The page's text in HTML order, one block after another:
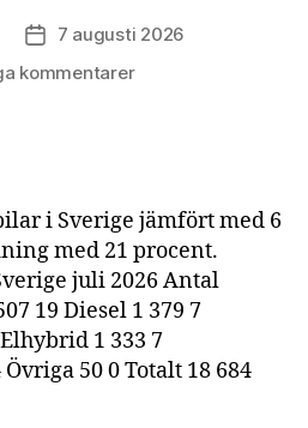
Inläggsdatum
7 augusti 2026
kommentarertill
i Sverige jämfört med 6
med 21 procent.
juli 2026 Antal
19 Diesel 1 379 7
1 333 7
50 0 Totalt 18 684